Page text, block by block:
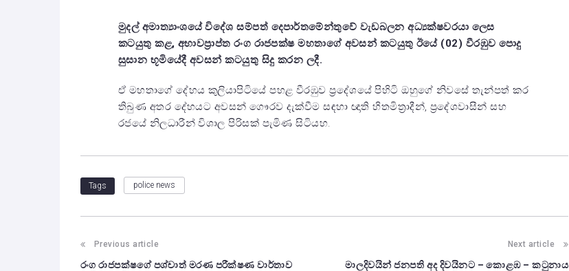
මුදල් අමාත්‍යාංශයේ විදේශ සම්පත් දෙපාර්තමේන්තුවේ වැඩබලන අධ්‍යක්ෂවරයා ලෙස
කටයුතු කළ, අභාවප්‍රාප්ත රංග රාජපක්ෂ මහතාගේ අවසන් කටයුතු ඊයේ (02) වීරඹුව පොදු
සුසාන භූමියේදී අවසන් කටයුතු සිදු කරන ලදී.
ඒ මහතාගේ දේහය කුලියාපිටියේ පහළ වීරඹුව ප්‍රදේශයේ පිහිටි ඔහුගේ නිවසේ තැන්පත් කර
තිබුණ අතර දේහයට අවසන් ගෞරව දැක්වීම සඳහා ඥාති හිතමිත්‍රාදීන්, ප්‍රදේශවාසීන් සහ
රජයේ නිලධාරීන් විශාල පිරිසක් පැමිණ සිටියහ.
Tags police news
Previous article
රංග රාජපක්ෂගේ පශ්චාත් මරණ පරීක්ෂණ වාර්තාව
Next article
මාලදිවයින් ජනපති අද දිවයිනට – කොළඹ – කටුනාය